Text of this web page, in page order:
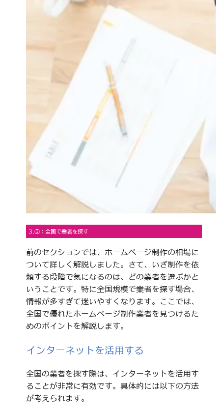
3.①：全国で業者を探す
前のセクションでは、ホームページ制作の相場に
ついて詳しく解説しました。さて、いざ制作を依
頼する段階で気になるのは、どの業者を選ぶかと
いうことです。特に全国規模で業者を探す場合、
情報が多すぎて迷いやすくなります。ここでは、
全国で優れたホームページ制作業者を見つけるた
めのポイントを解説します。
インターネットを活用する
全国の業者を探す際は、インターネットを活用す
ることが非常に有効です。具体的には以下の方法
が考えられます。